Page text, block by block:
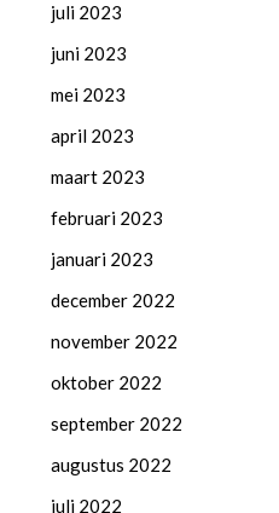
juli 2023
juni 2023
mei 2023
april 2023
maart 2023
februari 2023
januari 2023
december 2022
november 2022
oktober 2022
september 2022
augustus 2022
juli 2022